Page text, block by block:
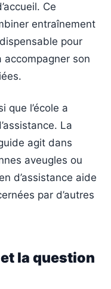
Ce
entraînement
pour
accompagner son
que l’école a
La
agit dans
aveugles ou
d’assistance aide
par d’autres
la question